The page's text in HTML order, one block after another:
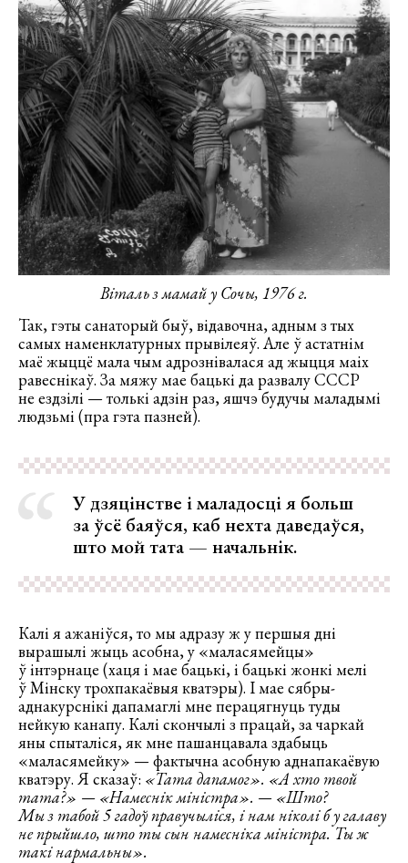
Віталь з мамай у Сочы, 1976 г.
Так, гэты санаторый быў, відавочна, адным з тых
самых наменклатурных прывілеяў. Але ў астатнім
маё жыццё мала чым адрознівалася ад жыцця маіх
равеснікаў. За мяжу мае бацькі да развалу СССР
не ездзілі — толькі адзін раз, яшчэ будучы маладымі
людзьмі (пра гэта пазней).
У дзяцінстве і маладосці я больш
за ўсё баяўся, каб нехта даведаўся,
што мой тата — начальнік.
Калі я ажаніўся, то мы адразу ж у першыя дні
вырашылі жыць асобна, у «маласямейцы»
ў інтэрнаце (хаця і мае бацькі, і бацькі жонкі мелі
ў Мінску трохпакаёвыя кватэры). І мае сябры-
аднакурснікі дапамаглі мне перацягнуць туды
нейкую канапу. Калі скончылі з працай, за чаркай
яны спыталіся, як мне пашанцавала здабыць
«маласямейку» — фактычна асобную аднапакаёвую
кватэру. Я сказаў: «Тата дапамог». «А хто твой
тата?» — «Намеснік міністра». — «Што?
Мы з табой 5 гадоў правучыліся, і нам ніколі б у галаву
не прыйшло, што ты сын намесніка міністра. Ты ж
такі нармальны».